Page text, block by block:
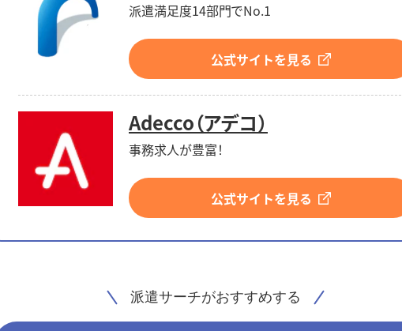
派遣満足度14部門でNo.1
公式サイトを見る
Adecco（アデコ）
事務求人が豊富！
公式サイトを見る
派遣サーチがおすすめする